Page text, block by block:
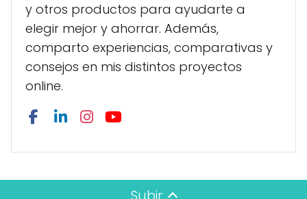
y otros productos para ayudarte a
elegir mejor y ahorrar. Además,
comparto experiencias, comparativas y
consejos en mis distintos proyectos
online.